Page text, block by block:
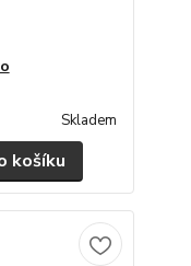
Skladem
košíku